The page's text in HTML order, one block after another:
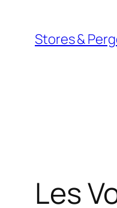
contenu
Stores &
Les